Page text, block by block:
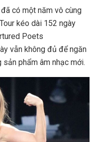
đã có một năm vô cùng
kéo dài 152 ngày
Poets
vẫn không đủ để ngăn
phẩm âm nhạc mới.